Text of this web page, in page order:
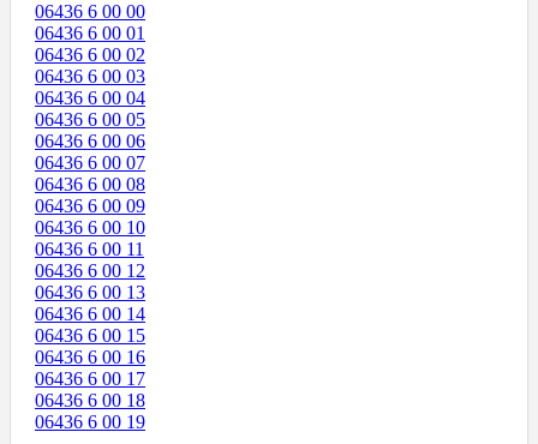
06436 6 00 00
06436 6 00 01
06436 6 00 02
06436 6 00 03
06436 6 00 04
06436 6 00 05
06436 6 00 06
06436 6 00 07
06436 6 00 08
06436 6 00 09
06436 6 00 10
06436 6 00 11
06436 6 00 12
06436 6 00 13
06436 6 00 14
06436 6 00 15
06436 6 00 16
06436 6 00 17
06436 6 00 18
06436 6 00 19